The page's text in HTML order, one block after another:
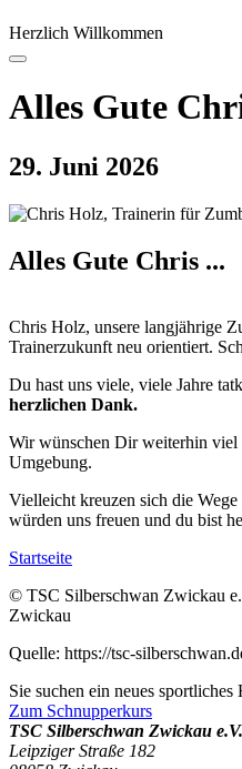
Herzlich Willkommen
Alles Gute
29. Juni 2026
Alles Gute Chris ...
Chris Holz, unsere langjährige
Trainerzukunft neu orientiert.
Du hast uns viele, viele Jahre
herzlichen Dank.
Wir wünschen Dir weiterhin viel
Umgebung.
Vielleicht kreuzen sich die
würden uns freuen und du bist
Startseite
© TSC Silberschwan Zwickau
Zwickau
Quelle: https://tsc-
Sie suchen ein neues sportliches
Zum Schnupperkurs
TSC Silberschwan Zwickau e.V.
Leipziger Straße 182